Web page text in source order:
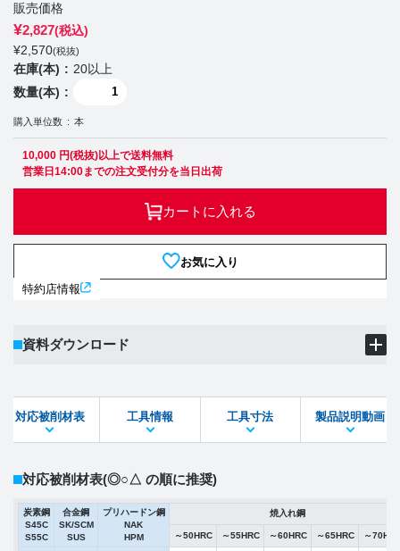
販売価格
¥2,827(税込)
¥2,570(税抜)
在庫(本)
20以上
数量(本)
購入単位数 本
10,000 円(税抜)以上で送料無料
営業日14:00までの注文受付分を当日出荷
カートに入れる
お気に入り
特約店情報
資料ダウンロード
STEPファイル DXFファイル
対応被削材表 工具情報 工具寸法 製品説明動画
対応被削材表(◎○△ の順に推奨)
炭素鋼
S45C
S55C
合金鋼
SK/SCM
SUS
プリハードン鋼
NAK
HPM
焼入れ鋼
～50HRC ～55HRC ～60HRC ～65HRC ～